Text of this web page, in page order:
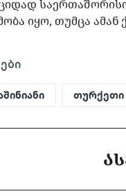
იყო, თუმცა ამან
თურქეთი